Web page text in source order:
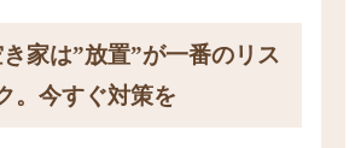
家は”放置”が一番のリス
。今すぐ対策を